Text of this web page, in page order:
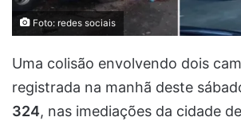
Foto: redes sociais
Uma colisão envolvendo dois
registrada na manhã deste
324, nas imediações da cidade de